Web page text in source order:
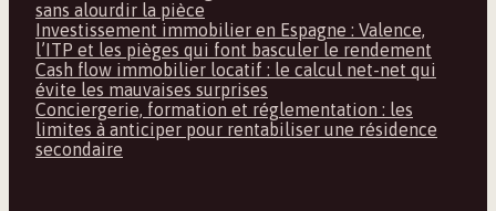
sans alourdir la pièce
Investissement immobilier en Espagne : Valence,
l’ITP et les pièges qui font basculer le rendement
Cash flow immobilier locatif : le calcul net-net qui
évite les mauvaises surprises
Conciergerie, formation et réglementation : les
limites à anticiper pour rentabiliser une résidence
secondaire